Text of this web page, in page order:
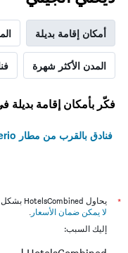
أمكان إقامة بديلة
المدن الأكثر شهرة
فكّر بأمكان إقامة بديلة
فنادق بالقرب من مطار Orio Al Serio
*
يحاول HotelsCombined بشكل دائم الحصول على الأسعار الدقيقة، ولكن
لا يمكن ضمان الأسعار .
إليك السبب: